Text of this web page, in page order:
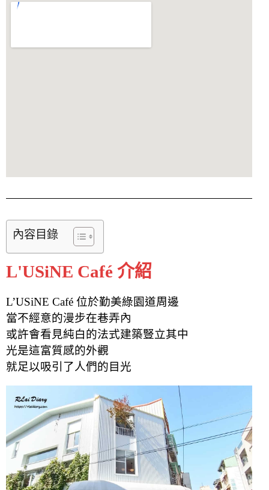
內容目錄
L'USiNE Café 介紹
L’USiNE Café 位於勤美綠園道周邊
當不經意的漫步在巷弄內
或許會看見純白的法式建築豎立其中
光是這富質感的外觀
就足以吸引了人們的目光